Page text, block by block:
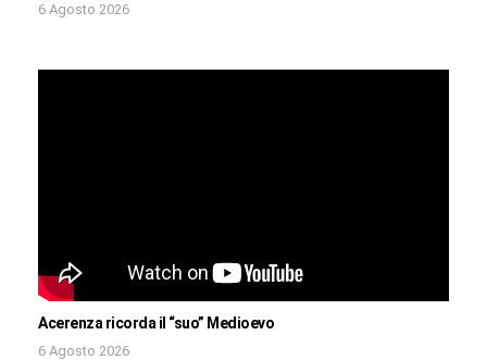
6 Agosto 2026
Acerenza ricorda il “suo” Medioevo
6 Agosto 2026